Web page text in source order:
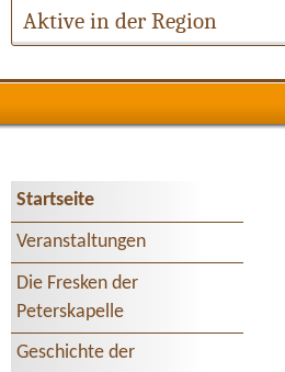
Aktive in der Region
Startseite
Veranstaltungen
Die Fresken der
Peterskapelle
Geschichte der